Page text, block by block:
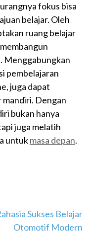
fokus bisa
belajar. Oleh
ruang belajar
Menggabungkan
pembelajaran
juga dapat
Dengan
bukan hanya
juga melatih
untukmasa depan.
Sukses Belajar
Otomotif Modern